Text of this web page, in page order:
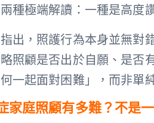
種極端解讀：一種是高度
出，照護行為本身並無對
照顧是否出於自願、是否
何一起面對困難」，而非單
家庭照顧有多難？不是